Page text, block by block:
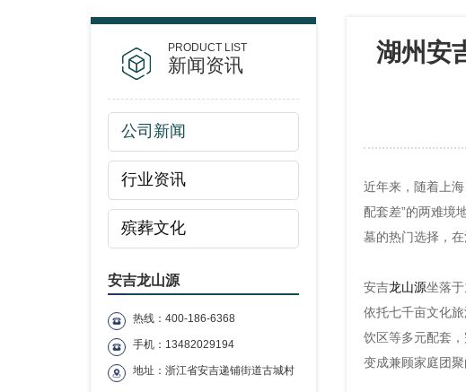
新闻资讯
公司新闻
行业资讯
殡葬文化
安吉龙山源
热线：400-186-6368
手机：13482029194
地址：浙江省安吉递铺街道古城村
湖州安
近年来，随着上
配套差”的两难境
墓的热门选择，
安吉龙山源坐落
依托七千亩文化
饮区等多元配套
变成兼顾家庭团